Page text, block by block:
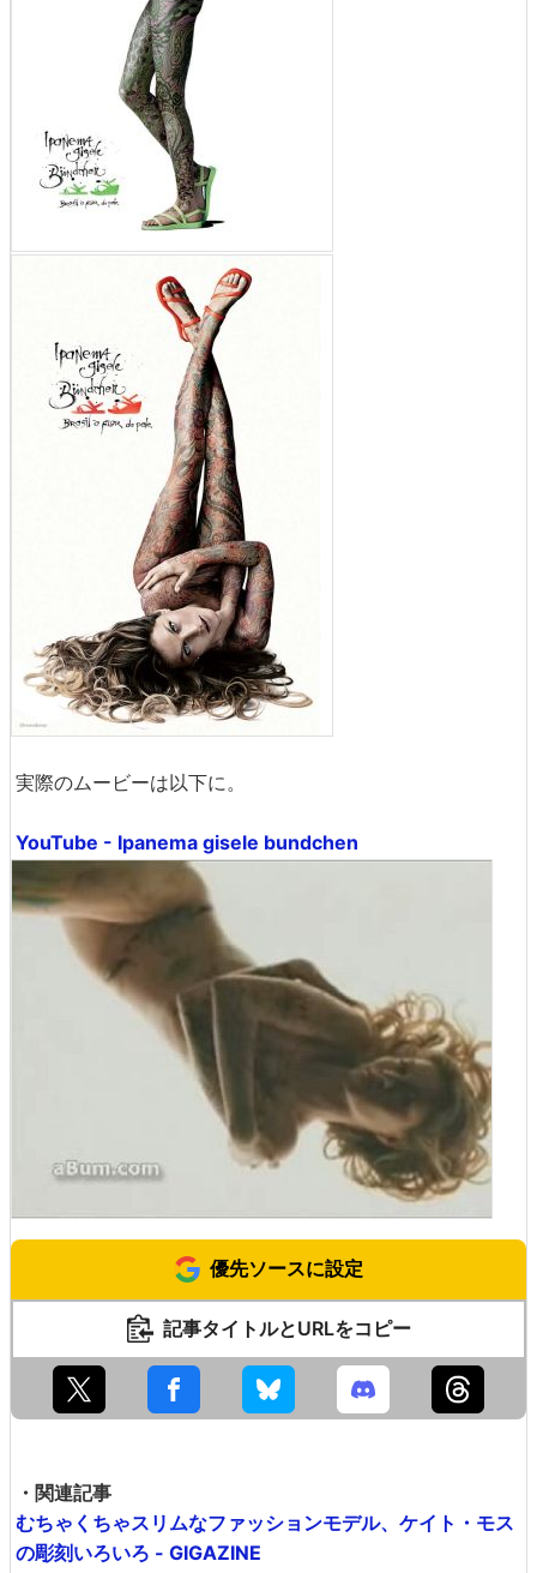
実際のムービーは以下に。
YouTube - Ipanema gisele bundchen
優先ソースに設定
記事タイトルとURLをコピー
・関連記事
むちゃくちゃスリムなファッションモデル、ケイト・モス
の彫刻いろいろ - GIGAZINE